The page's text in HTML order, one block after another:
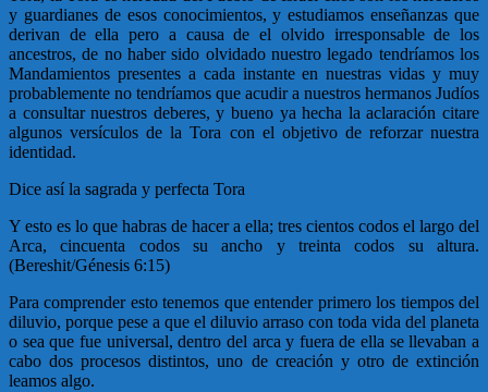
y guardianes de esos conocimientos, y estudiamos enseñanzas que
derivan de ella pero a causa de el olvido irresponsable de los
ancestros, de no haber sido olvidado nuestro legado tendríamos los
Mandamientos presentes a cada instante en nuestras vidas y muy
probablemente no tendríamos que acudir a nuestros hermanos Judíos
a consultar nuestros deberes, y bueno ya hecha la aclaración citare
algunos versículos de la Tora con el objetivo de reforzar nuestra
identidad.
Dice así la sagrada y perfecta Tora
Y esto es lo que habras de hacer a ella; tres cientos codos el largo del
Arca, cincuenta codos su ancho y treinta codos su altura.
(Bereshit/Génesis 6:15)
Para comprender esto tenemos que entender primero los tiempos del
diluvio, porque pese a que el diluvio arraso con toda vida del planeta
o sea que fue universal, dentro del arca y fuera de ella se llevaban a
cabo dos procesos distintos, uno de creación y otro de extinción
leamos algo.